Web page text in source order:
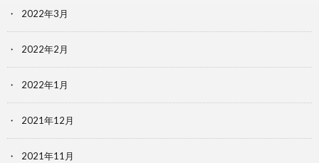
2022年3月
2022年2月
2022年1月
2021年12月
2021年11月